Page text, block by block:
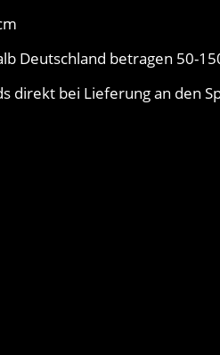
Deutschland betragen 50-
direkt bei Lieferung an den